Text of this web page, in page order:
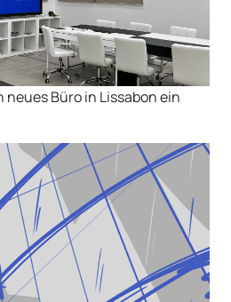
neues Büro in Lissabon ein